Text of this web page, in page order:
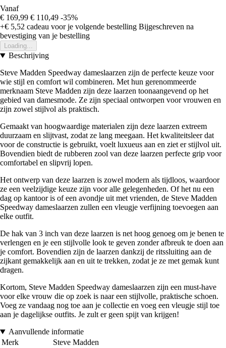
Vanaf
€ 169,99 € 110,49 -35%
+€ 5,52 cadeau voor je volgende bestelling Bijgeschreven na
bevestiging van je bestelling
Loading...
Beschrijving
Steve Madden Speedway dameslaarzen zijn de perfecte keuze voor
wie stijl en comfort wil combineren. Met hun gerenommeerde
merknaam Steve Madden zijn deze laarzen toonaangevend op het
gebied van damesmode. Ze zijn speciaal ontworpen voor vrouwen en
zijn zowel stijlvol als praktisch.
Gemaakt van hoogwaardige materialen zijn deze laarzen extreem
duurzaam en slijtvast, zodat ze lang meegaan. Het kwaliteitsleer dat
voor de constructie is gebruikt, voelt luxueus aan en ziet er stijlvol uit.
Bovendien biedt de rubberen zool van deze laarzen perfecte grip voor
comfortabel en slipvrij lopen.
Het ontwerp van deze laarzen is zowel modern als tijdloos, waardoor
ze een veelzijdige keuze zijn voor alle gelegenheden. Of het nu een
dag op kantoor is of een avondje uit met vrienden, de Steve Madden
Speedway dameslaarzen zullen een vleugje verfijning toevoegen aan
elke outfit.
De hak van 3 inch van deze laarzen is net hoog genoeg om je benen te
verlengen en je een stijlvolle look te geven zonder afbreuk te doen aan
je comfort. Bovendien zijn de laarzen dankzij de ritssluiting aan de
zijkant gemakkelijk aan en uit te trekken, zodat je ze met gemak kunt
dragen.
Kortom, Steve Madden Speedway dameslaarzen zijn een must-have
voor elke vrouw die op zoek is naar een stijlvolle, praktische schoen.
Voeg ze vandaag nog toe aan je collectie en voeg een vleugje stijl toe
aan je dagelijkse outfits. Je zult er geen spijt van krijgen!
Aanvullende informatie
Merk
Steve Madden